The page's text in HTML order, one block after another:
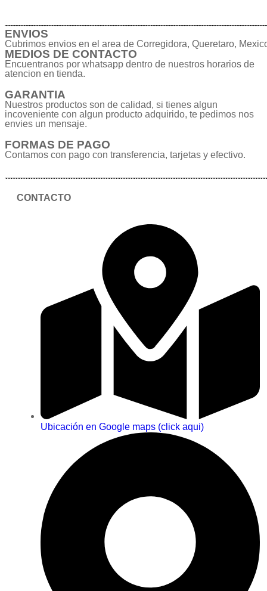
ENVIOS
Cubrimos envios en el area de Corregidora, Queretaro,
MEDIOS DE CONTACTO
Encuentranos por whatsapp dentro de nuestros horarios de
atencion en tienda.
GARANTIA
Nuestros productos son de calidad, si tienes algun
incoveniente con algun producto adquirido, te pedimos nos
envies un mensaje.
FORMAS DE PAGO
Contamos con pago con transferencia, tarjetas y efectivo.
CONTACTO
Ubicación en Google maps (click aqui)